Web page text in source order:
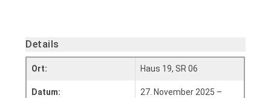
Details
Ort: Haus 19, SR 06
Datum: 27. November 2025 –